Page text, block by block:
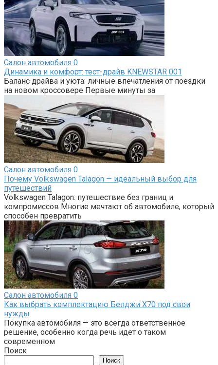
Салон автомобиля 0
Динамика и комфорт: тест-драйв KNEWSTAR 001
Баланс драйва и уюта: личные впечатления от поездки
на новом кроссовере Первые минуты за
Салон автомобиля 0
Почему Volkswagen Talagon — идеальный выбор для
путешествий
Volkswagen Talagon: путешествие без границ и
компромиссов Многие мечтают об автомобиле, который
способен превратить
Салон автомобиля 0
Как выбрать комплектацию Белджи Х70 под свои
нужды
Покупка автомобиля — это всегда ответственное
решение, особенно когда речь идет о таком
современном
Поиск
Поиск